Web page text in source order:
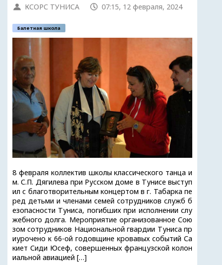
КСОРС ТУНИСА 07:15, 12 февраля, 2024
Балетная школа
8 февраля коллектив школы классического танца и
м. С.П. Дягилева при Русском доме в Тунисе выступ
ил с благотворительным концертом в г. Табарка пе
ред детьми и членами семей сотрудников служб б
езопасности Туниса, погибших при исполнении слу
жебного долга. Мероприятие организованное Сою
зом сотрудников Национальной гвардии Туниса пр
иурочено к 66-ой годовщине кровавых событий Са
киет Сиди Юсеф, совершенных французской колон
иальной авиацией […]